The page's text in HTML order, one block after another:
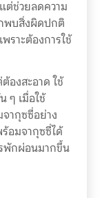
ต่ช่วยลดความ
พบสิ่งผิดปกติ
ราะต้องการใช้
องสะอาด ใช้
ๆ เมื่อใช้
ากุซซี่อย่าง
อมจากุซซี่ได้
พักผ่อนมากขึ้น